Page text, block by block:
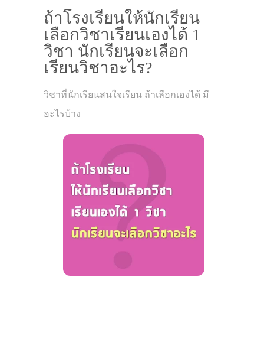
ถ้าโรงเรียนให้นักเรียน
เลือกวิชาเรียนเองได้ 1
วิชา นักเรียนจะเลือก
เรียนวิชาอะไร?
วิชาที่นักเรียนสนใจเรียน ถ้าเลือกเองได้ มี
อะไรบ้าง